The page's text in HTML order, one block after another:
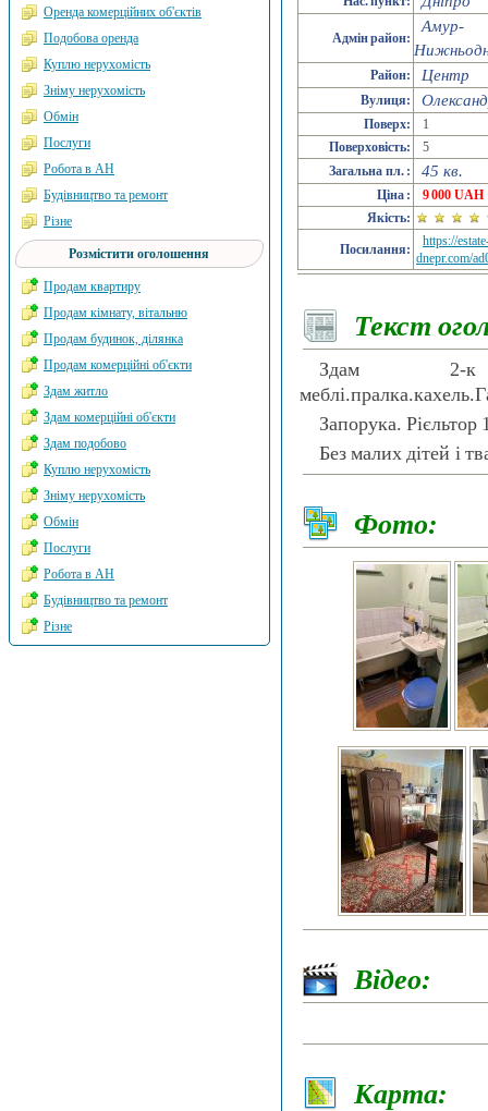
Адмін район:
Амур-
Район: Центр
Вулиця:
Поверх:
1
Поверховість:
5
Загальна пл. :
45 кв.
Ціна :
9 000 UAH
Якість:
Посилання:
https://
dnepr.com/
Текст
Здам 2-
Запорука. Рієльтор
Без малих дітей і
Фото:
Відео:
Карта:
Оренда комерційних об'єктів
Подобова оренда
Куплю нерухомість
Зніму нерухомість
Обмін
Послуги
Робота в АН
Будівництво та ремонт
Різне
Розмістити оголошення
Продам квартиру
Продам кімнату, вітальню
Продам будинок, ділянка
Продам комерційні об'єкти
Здам житло
Здам комерційні об'єкти
Здам подобово
Куплю нерухомість
Зніму нерухомість
Обмін
Послуги
Робота в АН
Будівництво та ремонт
Різне